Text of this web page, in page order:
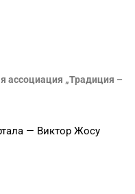
ассоциация „Традиция –
— Виктор Жосу